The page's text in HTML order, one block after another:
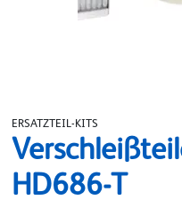
ERSATZTEIL-KITS
HD686-T